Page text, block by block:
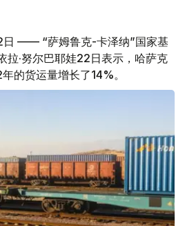
—— “萨姆鲁克-卡泽纳”国家基
拉·努尔巴耶娃22日表示，哈萨克
的货运量增长了14%。